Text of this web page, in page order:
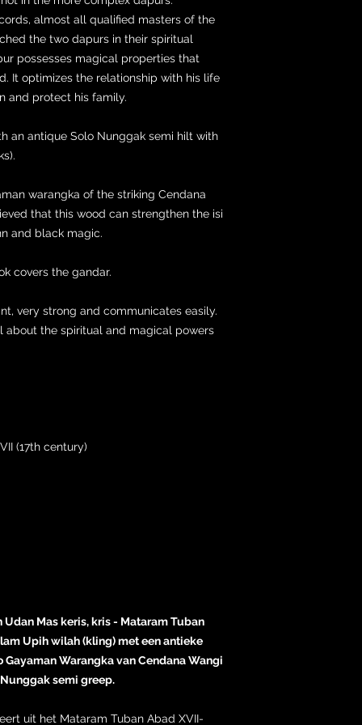
almost all qualified masters of the
the two dapurs in their spiritual
possesses magical properties that
It optimizes the relationship with his life
and protect his family.
an antique Solo Nunggak semi hilt with
warangka of the striking Cendana
that this wood can strengthen the isi
and black magic.
covers the gandar.
very strong and communicates easily.
the spiritual and magical powers
(17th century)
Mas keris, kris - Mataram Tuban
Upih wilah (kling) met een antieke
Gayaman Warangka van Cendana Wangi
semi greep.
uit het Mataram Tuban Abad XVII-